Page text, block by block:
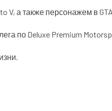
а также персонажем в GTA
по Deluxe Premium